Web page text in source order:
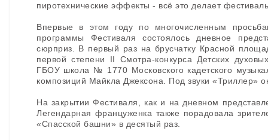
пиротехнические эффекты - всё это делает
Впервые в этом году по многочисленным
программы Фестиваля состоялось дневное
сюрприз. В первый раз на брусчатку Красной
первой степени II Смотра-конкурса Детских
ГБОУ школа № 1770 Московского кадетского
композиций Майкла Джексона. Под звуки «Триллер»
На закрытии Фестиваля, как и на дневном
Легендарная француженка также порадовала
«Спасской башни» в десятый раз.